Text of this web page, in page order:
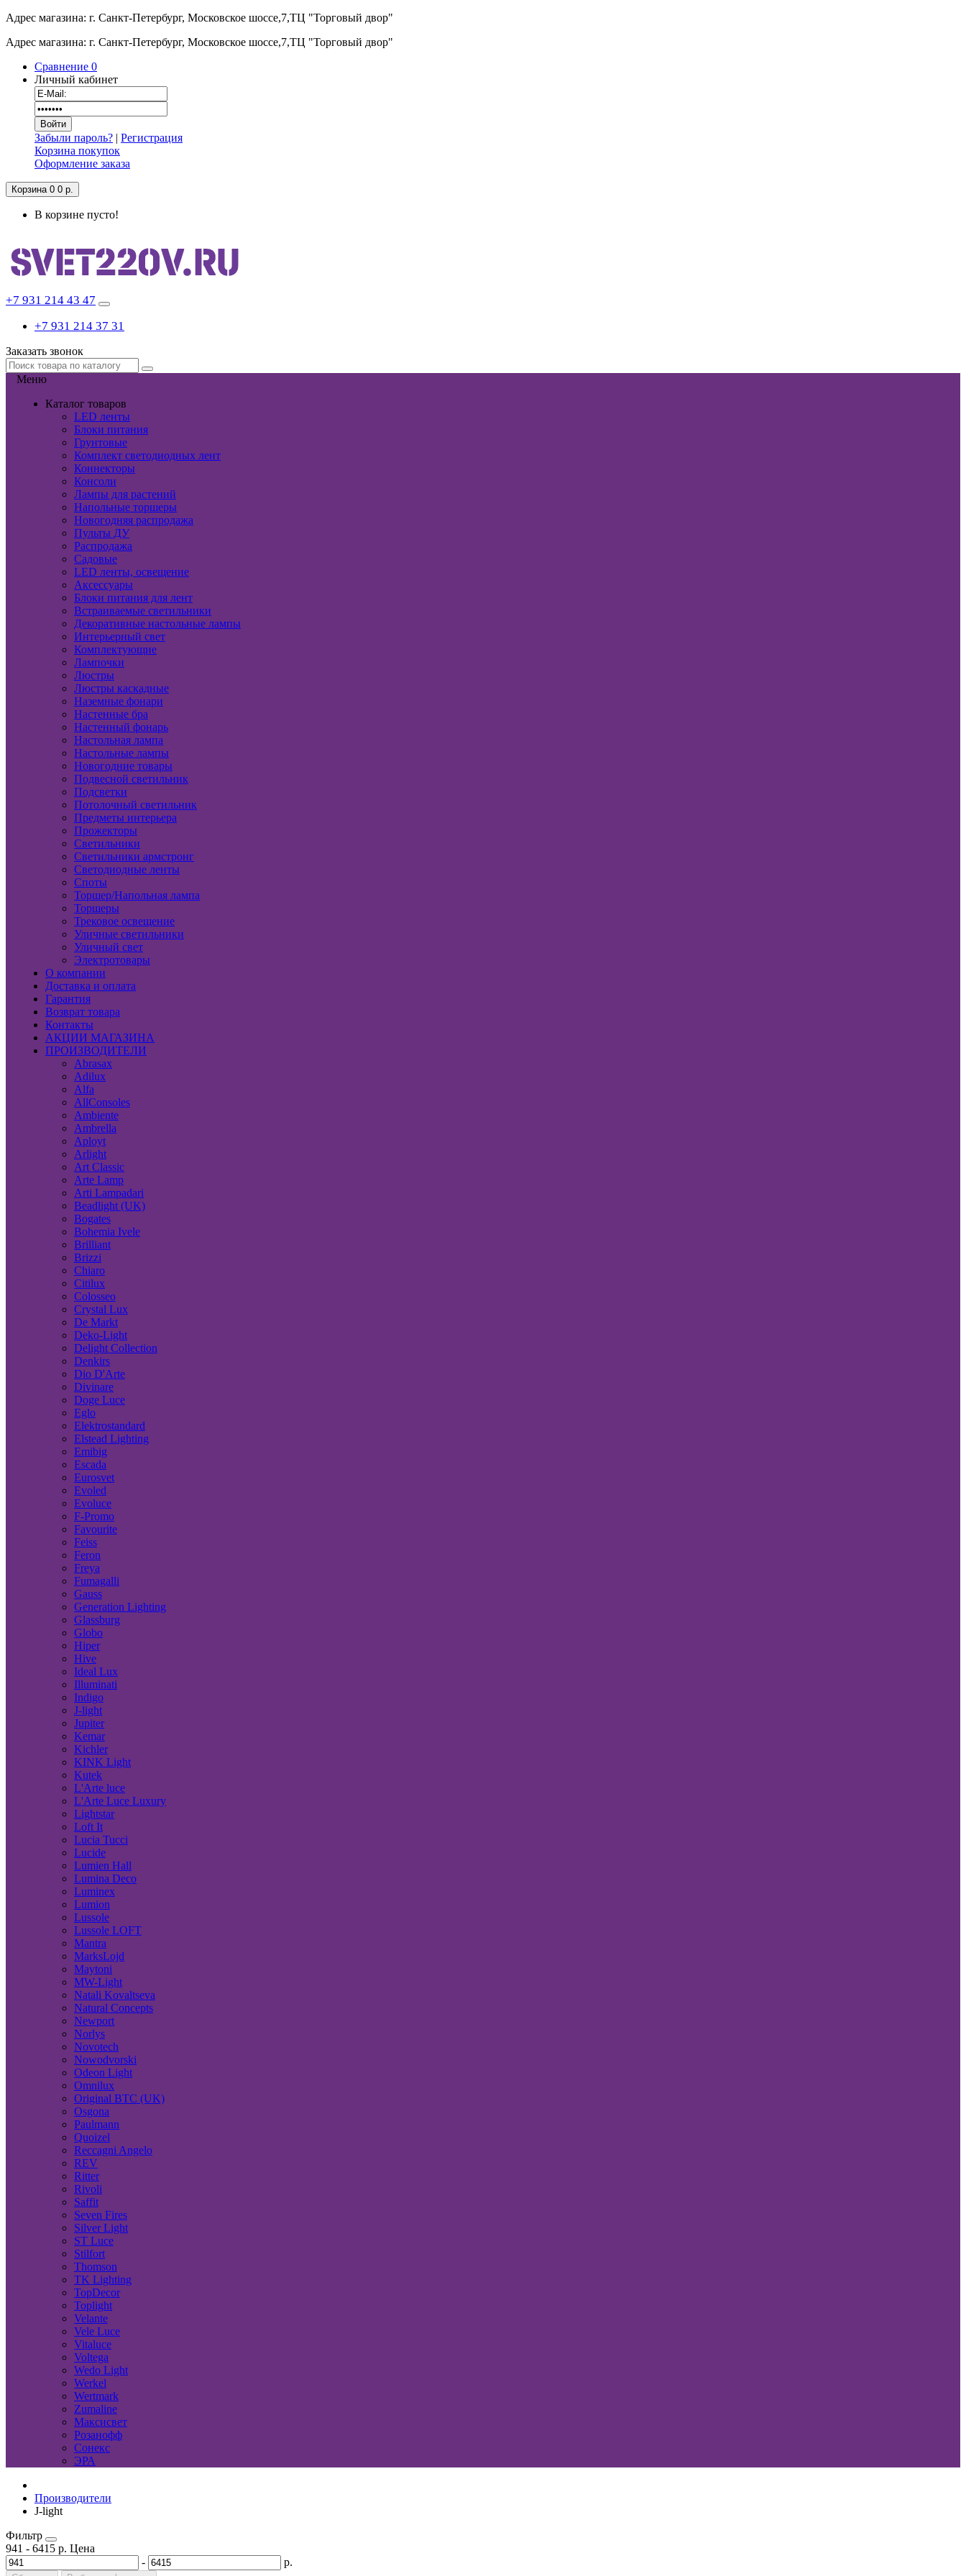
Адрес магазина: г. Санкт-Петербург, Московское шоссе,7,ТЦ "Торговый двор"
Адрес магазина: г. Санкт-Петербург, Московское шоссе,7,ТЦ "Торговый двор"
Сравнение 0
Личный кабинет
Забыли пароль? | Регистрация
Корзина покупок
Оформление заказа
Корзина 0 0 р.
В корзине пусто!
+7 931 214 43 47
+7 931 214 37 31
Заказать звонок
Меню
Каталог товаров
LED ленты
Блоки питания
Грунтовые
Комплект светодиодных лент
Коннекторы
Консоли
Лампы для растений
Напольные торшеры
Новогодняя распродажа
Пульты ДУ
Распродажа
Садовые
LED ленты, освещение
Аксессуары
Блоки питания для лент
Встраиваемые светильники
Декоративные настольные лампы
Интерьерный свет
Комплектующие
Лампочки
Люстры
Люстры каскадные
Наземные фонари
Настенные бра
Настенный фонарь
Настольная лампа
Настольные лампы
Новогодние товары
Подвесной светильник
Подсветки
Потолочный светильник
Предметы интерьера
Прожекторы
Светильники
Светильники армстронг
Светодиодные ленты
Споты
Торшер/Напольная лампа
Торшеры
Трековое освещение
Уличные светильники
Уличный свет
Электротовары
О компании
Доставка и оплата
Гарантия
Возврат товара
Контакты
АКЦИИ МАГАЗИНА
ПРОИЗВОДИТЕЛИ
Abrasax
Adilux
Alfa
AllConsoles
Ambiente
Ambrella
Aployt
Arlight
Art Classic
Arte Lamp
Arti Lampadari
Beadlight (UK)
Bogates
Bohemia Ivele
Brilliant
Brizzi
Chiaro
Citilux
Colosseo
Crystal Lux
De Markt
Deko-Light
Delight Collection
Denkirs
Dio D'Arte
Divinare
Doge Luce
Eglo
Elektrostandard
Elstead Lighting
Emibig
Escada
Eurosvet
Evoled
Evoluce
F-Promo
Favourite
Feiss
Feron
Freya
Fumagalli
Gauss
Generation Lighting
Glassburg
Globo
Hiper
Hive
Ideal Lux
Illuminati
Indigo
J-light
Jupiter
Kemar
Kichler
KINK Light
Kutek
L'Arte luce
L'Arte Luce Luxury
Lightstar
Loft It
Lucia Tucci
Lucide
Lumien Hall
Lumina Deco
Luminex
Lumion
Lussole
Lussole LOFT
Mantra
MarksLojd
Maytoni
MW-Light
Natali Kovaltseva
Natural Concepts
Newport
Norlys
Novotech
Nowodvorski
Odeon Light
Omnilux
Original BTC (UK)
Osgona
Paulmann
Quoizel
Reccagni Angelo
REV
Ritter
Rivoli
Saffit
Seven Fires
Silver Light
ST Luce
Stilfort
Thomson
TK Lighting
TopDecor
Toplight
Velante
Vele Luce
Vitaluce
Voltega
Wedo Light
Werkel
Wertmark
Zumaline
Максисвет
Розанофф
Сонекс
ЭРА
Производители
J-light
Фильтр
941 - 6415 р. Цена
-
р.